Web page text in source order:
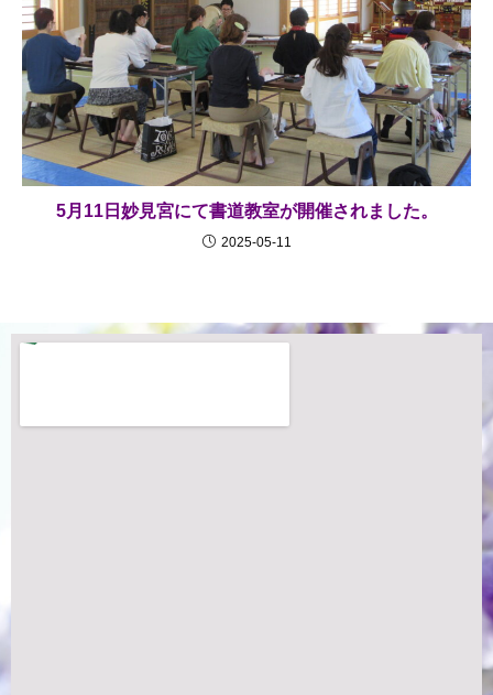
5月11日妙見宮にて書道教室が開催されました。
2025-05-11